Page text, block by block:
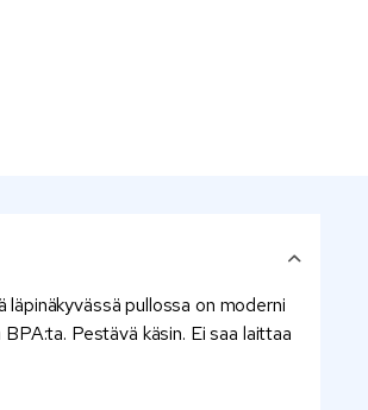
pullossa on moderni
Pestävä käsin. Ei saa laittaa